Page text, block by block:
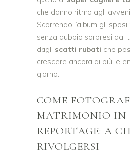
che danno ritmo agli
Scorrendo l’album gli sposi
senza dubbio sorpresi dai
dagli scatti rubati che
crescere ancora di più le
giorno.
COME
MATRIMONIO IN
REPORTAGE: A
RIVOLGERSI